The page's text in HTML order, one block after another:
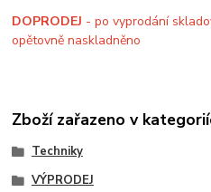
DOPRODEJ - po vyprodání
opětovně naskladněno
Zboží zařazeno v
Techniky
VÝPRODEJ